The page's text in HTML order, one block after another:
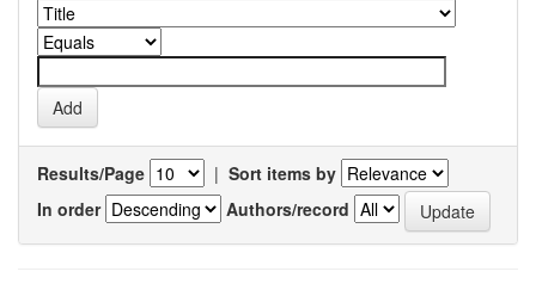
Results/Page | Sort items by
In order
Authors/record